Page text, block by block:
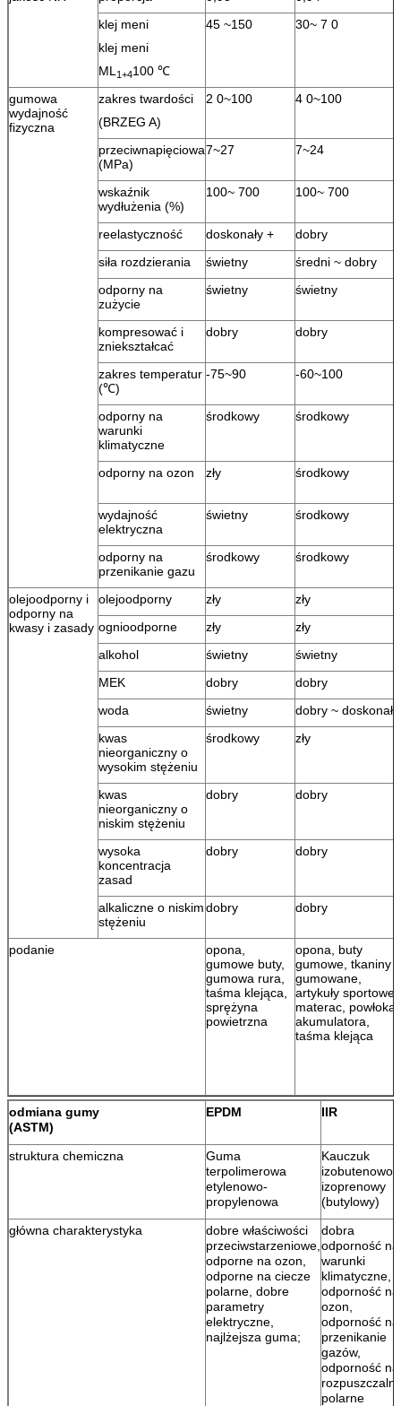
klej meni
klej meni
ML 1+4100 ℃
45 ~150 30~ 7 0
gumowa
wydajność
fizyczna
zakres twardości
(BRZEG A)
2 0~100 4 0~100
przeciwnapięciowa
(MPa)
7~27 7~24
wskaźnik
wydłużenia (%)
100~ 700 100~ 700
reelastyczność doskonały +
dobry
siła rozdzierania
świetny
średni ~ dobry
odporny na
zużycie
świetny świetny
kompresować i
zniekształcać
dobry dobry
zakres temperatur
(℃)
-75~90 -60~100
odporny na
warunki
klimatyczne
środkowy środkowy
odporny na ozon zły środkowy
wydajność
elektryczna
świetny środkowy
odporny na
przenikanie gazu
środkowy środkowy
olejoodporny i
odporny na
kwasy i zasady
olejoodporny zły
zły
ognioodporne
zły
zły
alkohol
świetny
świetny
MEK
dobry
dobry
woda
świetny
dobry ~ doskonały
kwas
nieorganiczny o
wysokim stężeniu
środkowy zły
kwas
nieorganiczny o
niskim stężeniu
dobry dobry
wysoka
koncentracja
zasad
dobry dobry
alkaliczne o niskim
stężeniu
dobry dobry
podanie
opona,
gumowe buty,
gumowa rura,
taśma klejąca,
sprężyna
powietrzna
opona, buty
gumowe, tkaniny
gumowane,
artykuły sportowe,
materac, powłoka
akumulatora,
taśma klejąca
odmiana gumy
(ASTM)
EPDM IIR
struktura chemiczna
Guma
terpolimerowa
etylenowo-
propylenowa
Kauczuk
izobutenowo-
izoprenowy
(butylowy)
główna charakterystyka
dobre właściwości
przeciwstarzeniowe,
odporne na ozon,
odporne na ciecze
polarne, dobre
parametry
elektryczne,
najlżejsza guma;
dobra
odporność na
warunki
klimatyczne,
odporność na
ozon,
odporność na
przenikanie
gazów,
odporność na
polarne